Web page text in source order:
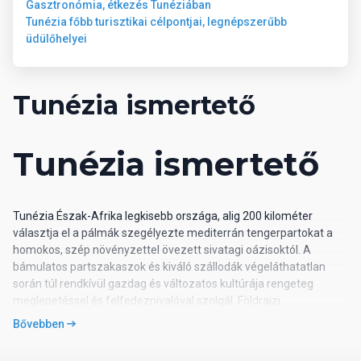
Gasztronómia, étkezés Tunéziában
Tunézia főbb turisztikai célpontjai, legnépszerűbb
üdülőhelyei
Tunézia ismertető
Tunézia ismertető
Tunézia Észak-Afrika legkisebb országa, alig 200 kilométer
választja el a pálmák szegélyezte mediterrán tengerpartokat a
homokos, szép növényzettel övezett sivatagi oázisoktól. A
bámulatos partszakaszok és kiváló szállodák végeláthatatlan
során túl rendkívül gazdag és változatos kultúrája rengeteg
meglepetéssel és felfedeznivalóval szolgál. Földrajzi
elhelyezkedése és termékeny földje miatt az elmúlt évszázadok
Bővebben